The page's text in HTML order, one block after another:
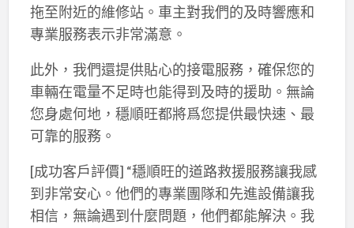
拖至附近的維修站。車主對我們的及時響應和
專業服務表示非常滿意。
此外，我們還提供貼心的接電服務，確保您的
車輛在電量不足時也能得到及時的援助。無論
您身處何地，穩順旺都將爲您提供最快速、最
可靠的服務。
[成功客戶評價] “穩順旺的道路救援服務讓我感
到非常安心。他們的專業團隊和先進設備讓我
相信，無論遇到什麼問題，他們都能解決。我